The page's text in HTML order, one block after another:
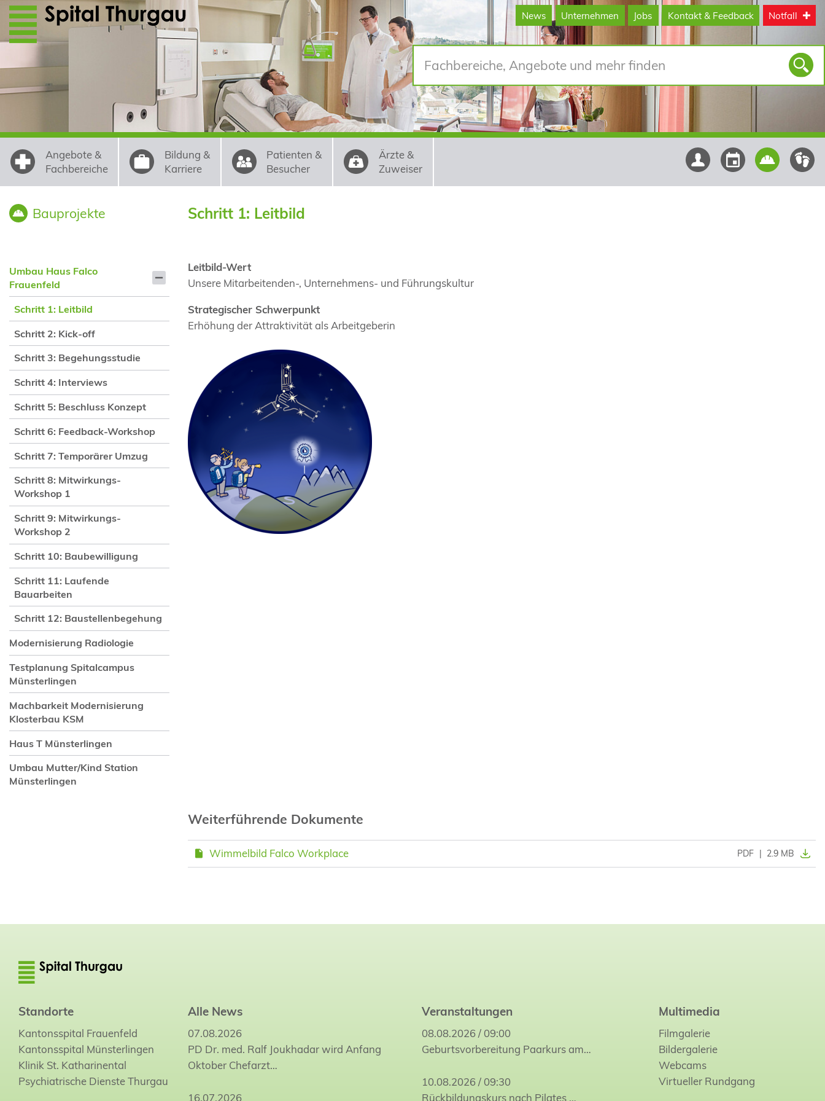
Direkt zum Inhalt
News Unternehmen Jobs Kontakt & Feedback Notfall
Angebote &
Fachbereiche
Bildung &
Karriere
Patienten &
Besucher
Ärzte &
Zuweiser
Bauprojekte
Umbau Haus Falco
Frauenfeld
Schritt 1: Leitbild
Schritt 2: Kick-off
Schritt 3: Begehungsstudie
Schritt 4: Interviews
Schritt 5: Beschluss Konzept
Schritt 6: Feedback-Workshop
Schritt 7: Temporärer Umzug
Schritt 8: Mitwirkungs-
Workshop 1
Schritt 9: Mitwirkungs-
Workshop 2
Schritt 10: Baubewilligung
Schritt 11: Laufende
Bauarbeiten
Schritt 12: Baustellenbegehung
Modernisierung Radiologie
Testplanung Spitalcampus
Münsterlingen
Machbarkeit Modernisierung
Klosterbau KSM
Haus T Münsterlingen
Umbau Mutter/Kind Station
Münsterlingen
Schritt 1: Leitbild
Leitbild-Wert
Unsere Mitarbeitenden-, Unternehmens- und Führungskultur
Strategischer Schwerpunkt
Erhöhung der Attraktivität als Arbeitgeberin
Weiterführende Dokumente
Wimmelbild Falco Workplace PDF | 2.9 MB
Standorte
Kantonsspital Frauenfeld
Kantonsspital Münsterlingen
Klinik St. Katharinental
Psychiatrische Dienste Thurgau
Alle News
07.08.2026
PD Dr. med. Ralf Joukhadar wird Anfang
Oktober Chefarzt…
16.07.2026
Veranstaltungen
08.08.2026 / 09:00
Geburtsvorbereitung Paarkurs am…
10.08.2026 / 09:30
Rückbildungskurs nach Pilates…
Multimedia
Filmgalerie
Bildergalerie
Webcams
Virtueller Rundgang